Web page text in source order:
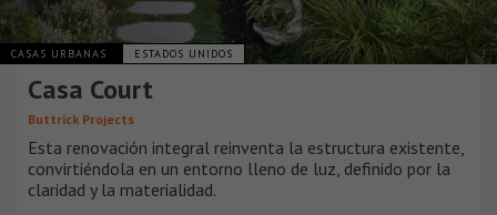
CASAS URBANAS ESTADOS UNIDOS
Casa Court
Buttrick Projects
Esta renovación integral reinventa la estructura existente,
convirtiéndola en un entorno lleno de luz, definido por la
claridad y la materialidad.